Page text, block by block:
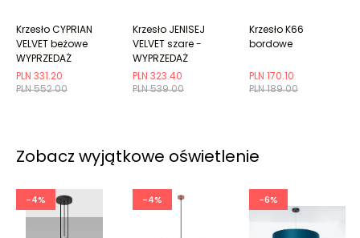
PLN 552.00
PLN 331.20
Krzesło CYPRIAN
VELVET beżowe
WYPRZEDAŻ
PLN 539.00
PLN 323.40
Krzesło JENISEJ
VELVET szare -
WYPRZEDAŻ
PLN 189.00
PLN 170.10
Krzesło K66
bordowe
Zobacz wyjątkowe oświetlenie
-4% -4% -6%